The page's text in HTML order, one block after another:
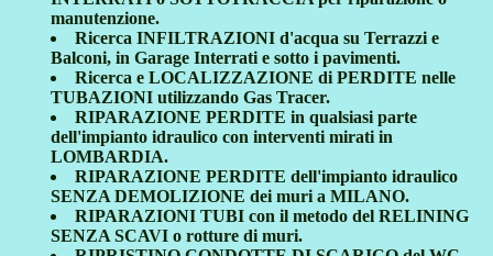
manutenzione.
Ricerca INFILTRAZIONI d'acqua su Terrazzi e
Balconi, in Garage Interrati e sotto i pavimenti.
Ricerca e LOCALIZZAZIONE di PERDITE nelle
TUBAZIONI utilizzando Gas Tracer.
RIPARAZIONE PERDITE in qualsiasi parte
dell'impianto idraulico con interventi mirati in
LOMBARDIA.
RIPARAZIONE PERDITE dell'impianto idraulico
SENZA DEMOLIZIONE dei muri a MILANO.
RIPARAZIONI TUBI con il metodo del RELINING
SENZA SCAVI o rotture di muri.